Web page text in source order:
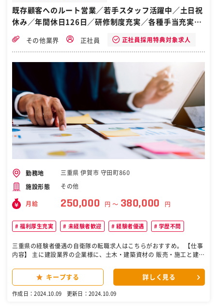
既存顧客へのルート営業／若手スタッフ活躍中／土日祝
休み／年間休日126日／研修制度充実／各種手当充実／
その他業界 正社員 正社員採用特典対象求人
勤務地 三重県 伊賀市 守田町860
施設形態 その他
月給 250,000 円 〜 380,000 円
福利厚生充実 未経験者歓迎 経験者優遇 学歴不問
三重県の経験者優遇の自衛隊の転職求人はこちらがおすすめ。 【仕事
内容】 主に建設業界の企業様に、土木・建築資材の 販売・施工と建設
既存先のみで、新規営業や飛び込みはありません。 ―― 具体的には
・お得意先や現場への訪問 ・見積書作成 ・受注・発注業務 ・商品の
発送業務 など ―― 1日の流れ 08:30 出社・メールチェック 10:00 顧
キープする 詳しく見る
作成日：2024.10.09 更新日：2024.10.09